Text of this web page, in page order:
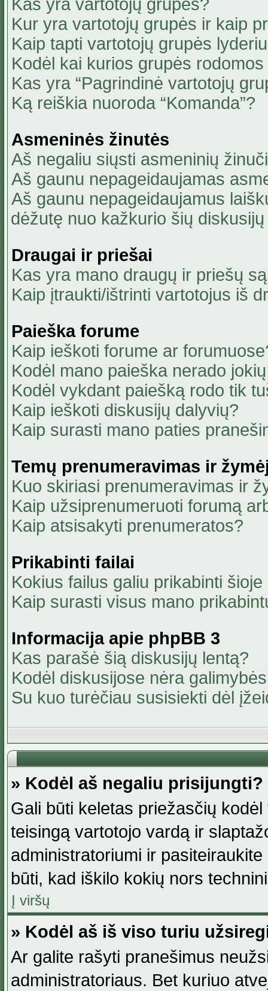
Kas yra vartotojų grupės?
Kur yra vartotojų grupės ir kaip
Kaip tapti vartotojų grupės
Kodėl kai kurios grupės
Kas yra “Pagrindinė vartotojų
Ką reiškia nuoroda “Komanda”?
Asmeninės žinutės
Aš negaliu siųsti asmeninių
Aš gaunu nepageidaujamas
Aš gaunu nepageidaujamus
dėžutę nuo kažkurio šių
Draugai ir priešai
Kas yra mano draugų ir priešų
Kaip įtraukti/ištrinti vartotojus iš
Paieška forume
Kaip ieškoti forume ar
Kodėl mano paieška nerado
Kodėl vykdant paiešką rodo tik
Kaip ieškoti diskusijų dalyvių?
Kaip surasti mano paties
Temų prenumeravimas ir
Kuo skiriasi prenumeravimas ir
Kaip užsiprenumeruoti forumą
Kaip atsisakyti prenumeratos?
Prikabinti failai
Kokius failus galiu prikabinti
Kaip surasti visus mano
Informacija apie phpBB 3
Kas parašė šią diskusijų lentą?
Kodėl diskusijose nėra
Su kuo turėčiau susisiekti dėl
» Kodėl aš negaliu prisijungti?
Gali būti keletas priežasčių
teisingą vartotojo vardą ir
administratoriumi ir
būti, kad iškilo kokių nors
Į viršų
» Kodėl aš iš viso turiu
Ar galite rašyti pranešimus
administratoriaus. Bet kuriuo